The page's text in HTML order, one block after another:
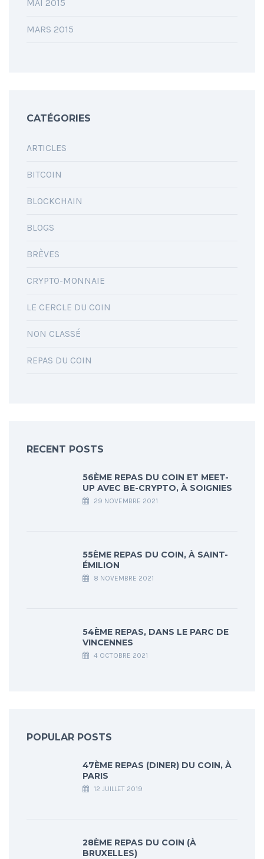
MAI 2015
MARS 2015
CATÉGORIES
ARTICLES
BITCOIN
BLOCKCHAIN
BLOGS
BRÈVES
CRYPTO-MONNAIE
LE CERCLE DU COIN
NON CLASSÉ
REPAS DU COIN
RECENT POSTS
56ÈME REPAS DU COIN ET MEET-
UP AVEC BE-CRYPTO, À SOIGNIES
29 NOVEMBRE 2021
55ÈME REPAS DU COIN, À SAINT-
ÉMILION
8 NOVEMBRE 2021
54ÈME REPAS, DANS LE PARC DE
VINCENNES
4 OCTOBRE 2021
POPULAR POSTS
47ÈME REPAS (DINER) DU COIN, À
PARIS
12 JUILLET 2019
28ÈME REPAS DU COIN (À
BRUXELLES)